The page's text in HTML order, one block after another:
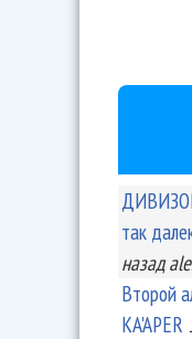
так
назад
Второй
KA'APER